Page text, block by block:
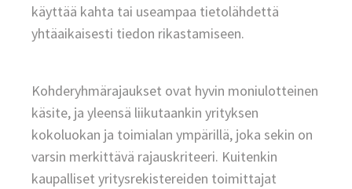
käyttää kahta tai useampaa tietolähdettä
yhtäaikaisesti tiedon rikastamiseen.
Kohderyhmärajaukset ovat hyvin moniulotteinen
käsite, ja yleensä liikutaankin yrityksen
kokoluokan ja toimialan ympärillä, joka sekin on
varsin merkittävä rajauskriteeri. Kuitenkin
kaupalliset yritysrekistereiden toimittajat